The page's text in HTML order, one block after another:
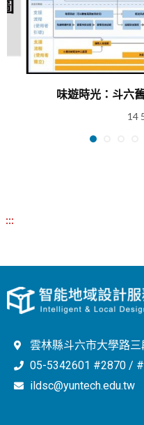
味遊時光：斗六
14
:::
雲林縣斗六市大學路
05-5342601 #2870 /
ildsc@yuntech.edu.tw